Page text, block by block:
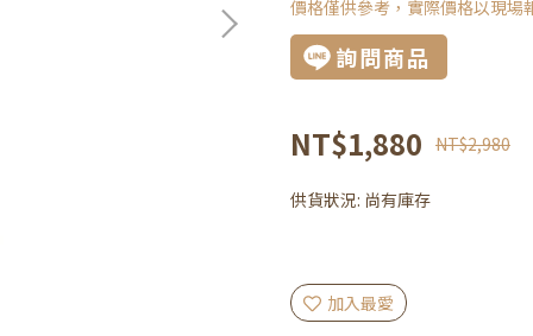
價格僅供參考，實際價格以現場
詢問商品
NT$1,880 NT$2,980
供貨狀況: 尚有庫存
加入最愛